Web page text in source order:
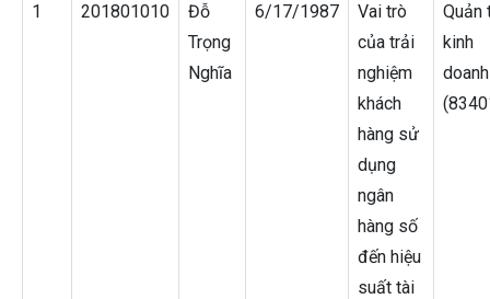
1 201801010
Đỗ
Trọng
Nghĩa
6/17/1987
Vai trò
của trải
nghiệm
khách
hàng sử
dụng
ngân
hàng số
đến hiệu
suất tài
Quản
kinh
doanh